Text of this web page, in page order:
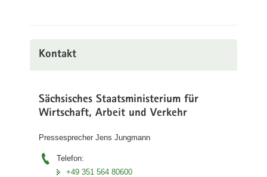
Kontakt
Sächsisches Staatsministerium für
Wirtschaft, Arbeit und Verkehr
Pressesprecher Jens Jungmann
Telefon:
+49 351 564 80600